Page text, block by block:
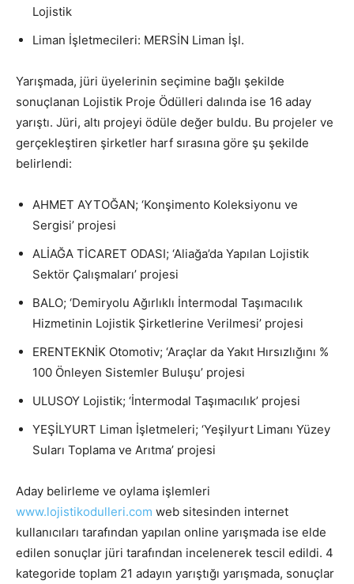
Lojistik
Liman İşletmecileri: MERSİN Liman İşl.
Yarışmada, jüri üyelerinin seçimine bağlı şekilde
sonuçlanan Lojistik Proje Ödülleri dalında ise 16 aday
yarıştı. Jüri, altı projeyi ödüle değer buldu. Bu projeler ve
gerçekleştiren şirketler harf sırasına göre şu şekilde
belirlendi:
AHMET AYTOĞAN; ‘Konşimento Koleksiyonu ve
Sergisi’ projesi
ALİAĞA TİCARET ODASI; ‘Aliağa’da Yapılan Lojistik
Sektör Çalışmaları’ projesi
BALO; ‘Demiryolu Ağırlıklı İntermodal Taşımacılık
Hizmetinin Lojistik Şirketlerine Verilmesi’ projesi
ERENTEKNİK Otomotiv; ‘Araçlar da Yakıt Hırsızlığını %
100 Önleyen Sistemler Buluşu’ projesi
ULUSOY Lojistik; ‘İntermodal Taşımacılık’ projesi
YEŞİLYURT Liman İşletmeleri; ‘Yeşilyurt Limanı Yüzey
Suları Toplama ve Arıtma’ projesi
Aday belirleme ve oylama işlemleri
www.lojistikodulleri.com web sitesinden internet
kullanıcıları tarafından yapılan online yarışmada ise elde
edilen sonuçlar jüri tarafından incelenerek tescil edildi. 4
kategoride toplam 21 adayın yarıştığı yarışmada, sonuçlar